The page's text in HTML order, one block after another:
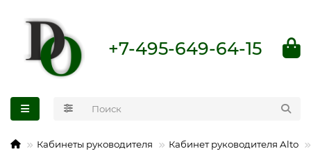
+7-495-649-64-15
Кабинеты руководителя Кабинет руководителя Alto